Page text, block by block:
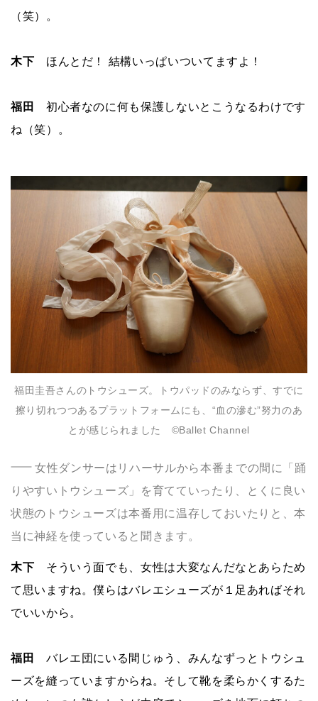
（笑）。
木下 ほんとだ！ 結構いっぱいついてますよ！
福田
初心者なのに何も保護しないとこうなるわけです
ね（笑）。
福田圭吾さんのトウシューズ。トウパッドのみならず、すでに
擦り切れつつあるプラットフォームにも、“血の滲む”努力のあ
とが感じられました ©️Ballet Channel
女性ダンサーはリハーサルから本番までの間に「踊
りやすいトウシューズ」を育てていったり、とくに良い
状態のトウシューズは本番用に温存しておいたりと、本
当に神経を使っていると聞きます。
木下 そういう面でも、女性は大変なんだなとあらため
て思いますね。僕らはバレエシューズが１足あればそれ
でいいから。
福田
バレエ団にいる間じゅう、みんなずっとトウシュ
ーズを縫っていますからね。そして靴を柔らかくするた